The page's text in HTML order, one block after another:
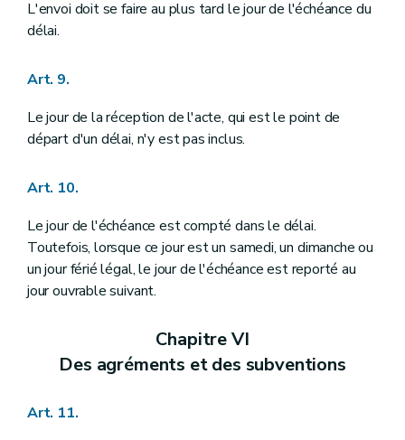
Chapitre premierquinquies
De l'octroi de subventions aux communes pour l'engagement ou le maintien de l'engagement d'un ou plusieurs conseillers en aménagement du territoire et urbanisme.
Art. 257/6
Chapitre II (Du fonctionnaire délégué pour l'application des articles 17, §2, alinéa 4, et 52, §2, alinéa 1
Art. 259/3
Art. 262
Art. 263
Art. 264
Art. 265
Art. 265/1
Art. 268
Chapitre IV
L'envoi doit se faire au plus tard le jour de l'échéance du
délai.
Art. 9.
Le jour de la réception de l'acte, qui est le point de
départ d'un délai, n'y est pas inclus.
Art. 10.
Le jour de l'échéance est compté dans le délai.
Toutefois, lorsque ce jour est un samedi, un dimanche ou
un jour férié légal, le jour de l'échéance est reporté au
jour ouvrable suivant.
Chapitre VI
Des agréments et des subventions
Art. 11.